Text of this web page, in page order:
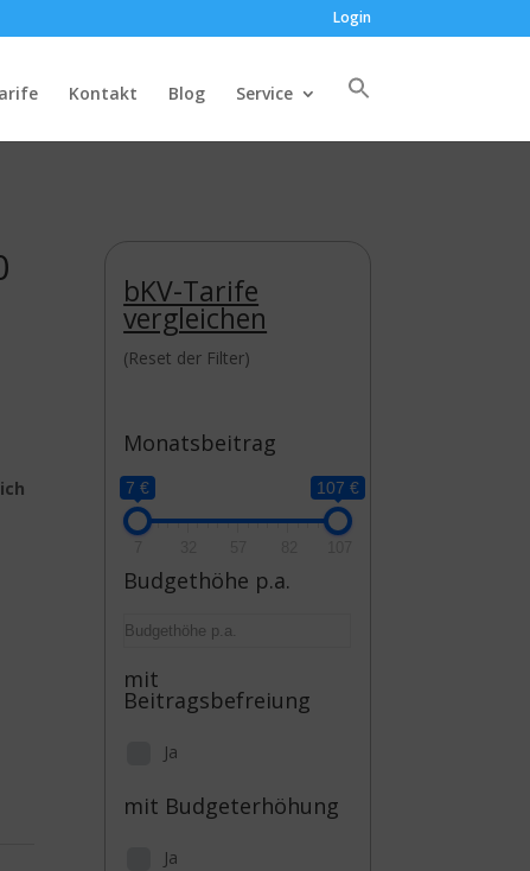
Login
Kontakt Blog Service
bKV-Tarife
vergleichen
(Reset der Filter)
Monatsbeitrag
7 € 107 €
Budgethöhe p.a.
mit
Beitragsbefreiung
Ja
mit Budgeterhöhung
Ja